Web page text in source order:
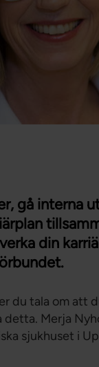
gå interna
din
du tala om att
Merja
sjukhuset i